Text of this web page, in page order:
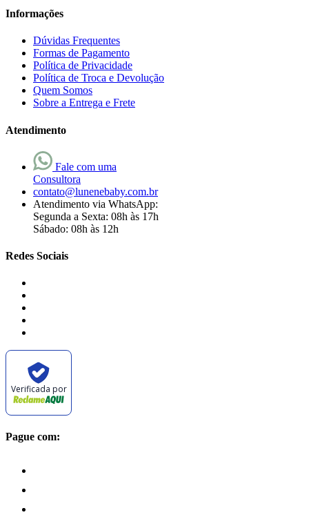
Informações
Dúvidas Frequentes
Formas de Pagamento
Política de Privacidade
Política de Troca e Devolução
Quem Somos
Sobre a Entrega e Frete
Atendimento
Fale com uma
Consultora
contato@lunenebaby.com.br
Atendimento via WhatsApp:
Segunda a Sexta: 08h às 17h
Sábado: 08h às 12h
Redes Sociais
Verificada por
Pague com: